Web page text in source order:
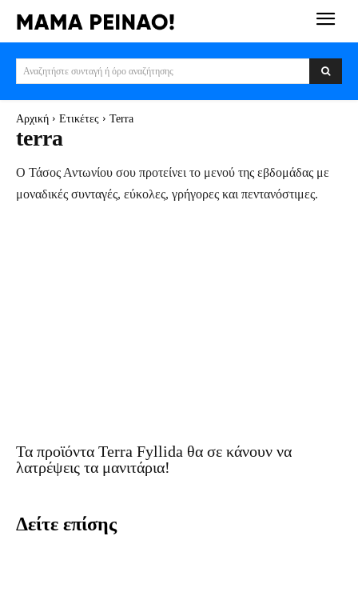
Αναζητήστε συνταγή ή όρο αναζήτησης
Αρχική Ετικέτες Terra
terra
Ο Τάσος Αντωνίου σου προτείνει το μενού της εβδομάδας με
μοναδικές συνταγές, εύκολες, γρήγορες και πεντανόστιμες.
Τα προϊόντα Terra Fyllida θα σε κάνουν να
λατρέψεις τα μανιτάρια!
Δείτε επίσης